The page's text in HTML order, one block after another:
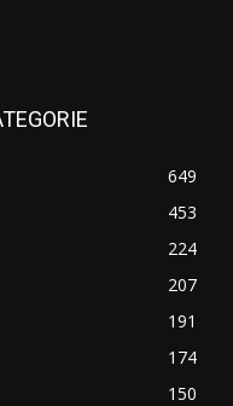
649
453
224
207
191
174
150